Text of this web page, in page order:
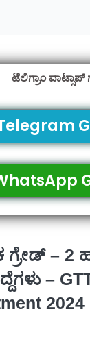
ಟೆಲಿಗ್ರಾಂ ವಾಟ್ಸಾಪ್
– 2
–
2024